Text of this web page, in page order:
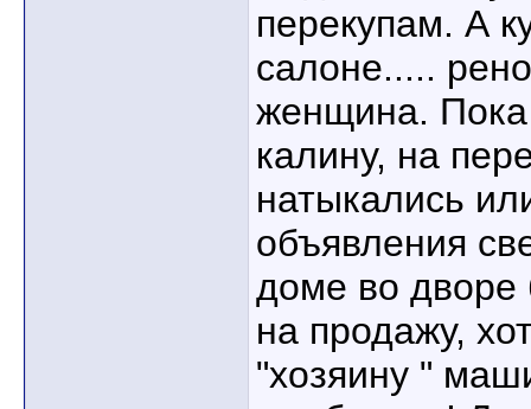
перекупам. А
салоне.....
женщина. Пока
калину, на
натыкались
объявления
доме во
на продажу,
"хозяину "